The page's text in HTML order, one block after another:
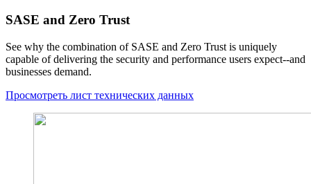
SASE and Zero Trust
See why the combination of SASE and Zero Trust is uniquely
capable of delivering the security and performance users expect--and
businesses demand.
Просмотреть лист технических данных